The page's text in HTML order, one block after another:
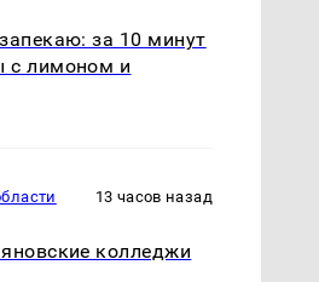
за 10 минут
с лимоном и
13 часов назад
колледжи